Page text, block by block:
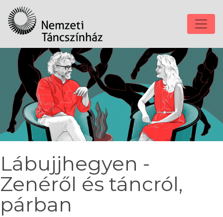
Lábujjhegyen -
Zenéről és táncról,
párban